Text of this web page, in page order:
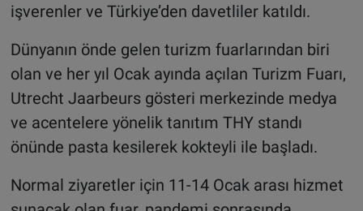
işverenler ve Türkiye’den davetliler katıldı.
Dünyanın önde gelen turizm fuarlarından biri
olan ve her yıl Ocak ayında açılan Turizm Fuarı,
Utrecht Jaarbeurs gösteri merkezinde medya
ve acentelere yönelik tanıtım THY standı
önünde pasta kesilerek kokteyli ile başladı.
Normal ziyaretler için 11-14 Ocak arası hizmet